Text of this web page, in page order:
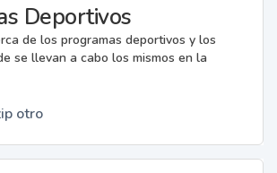
Deportivos
de los programas deportivos y los
se llevan a cabo los mismos en la
otro